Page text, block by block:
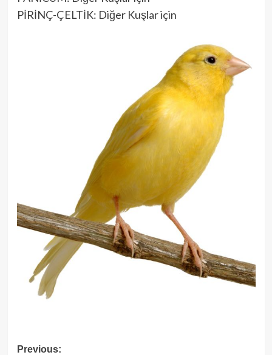
PİRİNÇ-ÇELTİK: Diğer Kuşlar için
Previous: